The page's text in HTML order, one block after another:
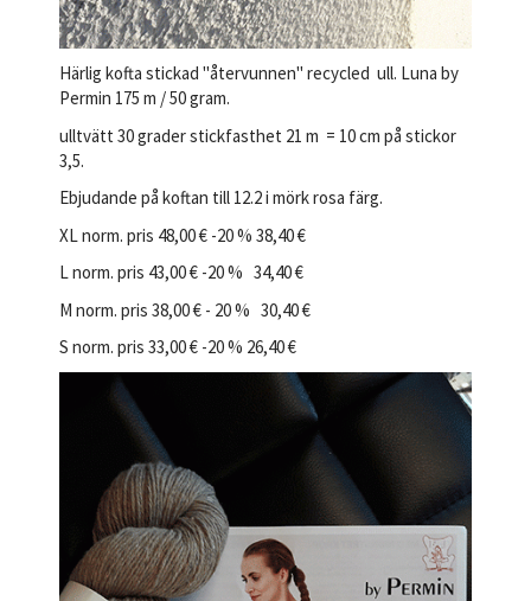
Härlig kofta stickad "återvunnen" recycled ull. Luna by
Permin 175 m / 50 gram.
ulltvätt 30 grader stickfasthet 21 m = 10 cm på stickor
3,5.
Ebjudande på koftan till 12.2 i mörk rosa färg.
XL norm. pris 48,00 € -20 % 38,40 €
L norm. pris 43,00 € -20 % 34,40 €
M norm. pris 38,00 € - 20 % 30,40 €
S norm. pris 33,00 € -20 % 26,40 €